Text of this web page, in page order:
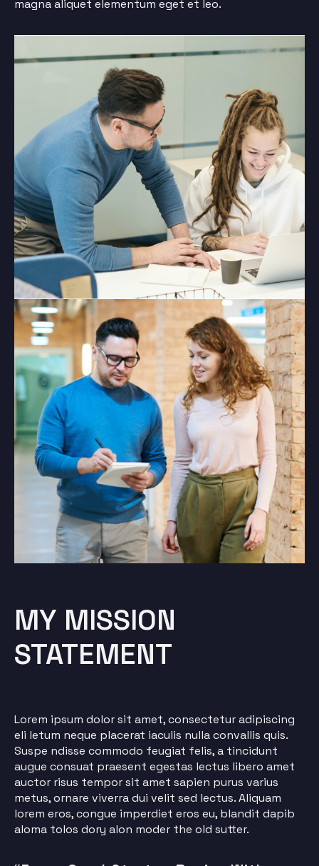
magna aliquet elementum eget et leo.
MY MISSION
STATEMENT
Lorem ipsum dolor sit amet, consectetur adipiscing
eli letum neque placerat iaculis nulla convallis quis.
Suspe ndisse commodo feugiat felis, a tincidunt
augue consuat praesent egestas lectus libero amet
auctor risus tempor sit amet sapien purus varius
metus, ornare viverra dui velit sed lectus. Aliquam
lorem eros, congue imperdiet eros eu, blandit dapib
aloma tolos dory alon moder the old sutter.